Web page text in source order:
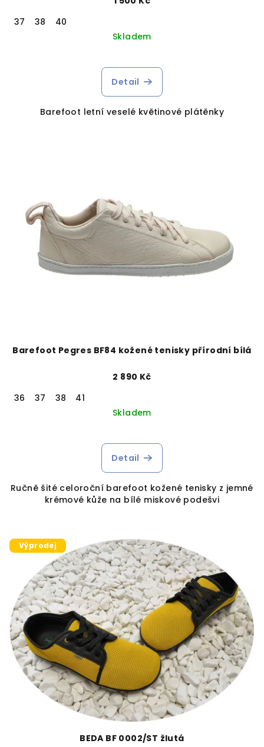
37
38
40
Skladem
Detail
Barefoot letní veselé květinové plátěnky
Barefoot Pegres BF84 kožené tenisky přírodní bílá
2 890 Kč
36
37 38
41
Skladem
Detail
Ručně šité celoroční barefoot kožené tenisky z jemné
krémové kůže na bílé miskové podešvi
Výprodej
BEDA BF 0002/ST žlutá